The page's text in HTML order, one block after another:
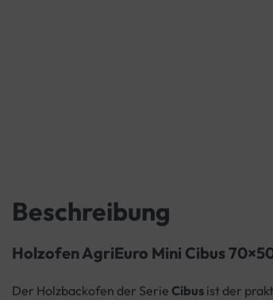
Beschreibung
Holzofen AgriEuro Mini Cibus
Der Holzbackofen der Serie Cibus ist der